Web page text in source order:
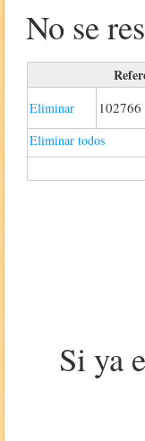
No se
Eliminar 102766
Eliminar todos
Si ya